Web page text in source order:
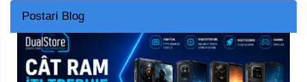
Postari Blog